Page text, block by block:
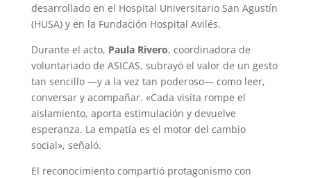
desarrollado en el Hospital Universitario San Agustín
(HUSA) y en la Fundación Hospital Avilés.
Durante el acto, Paula Rivero, coordinadora de
voluntariado de ASICAS, subrayó el valor de un gesto
tan sencillo —y a la vez tan poderoso— como leer,
conversar y acompañar. «Cada visita rompe el
aislamiento, aporta estimulación y devuelve
esperanza. La empatía es el motor del cambio
social», señaló.
El reconocimiento compartió protagonismo con